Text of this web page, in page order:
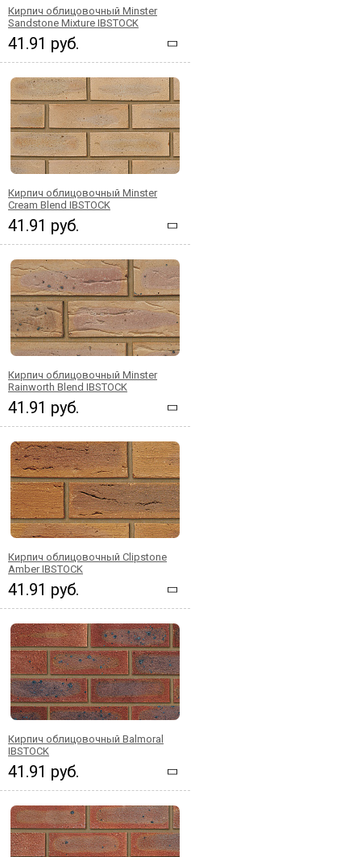
Кирпич облицовочный Minster
Sandstone Mixture IBSTOCK
41.91 руб.
Кирпич облицовочный Minster
Cream Blend IBSTOCK
41.91 руб.
Кирпич облицовочный Minster
Rainworth Blend IBSTOCK
41.91 руб.
Кирпич облицовочный Clipstone
Amber IBSTOCK
41.91 руб.
Кирпич облицовочный Balmoral
IBSTOCK
41.91 руб.